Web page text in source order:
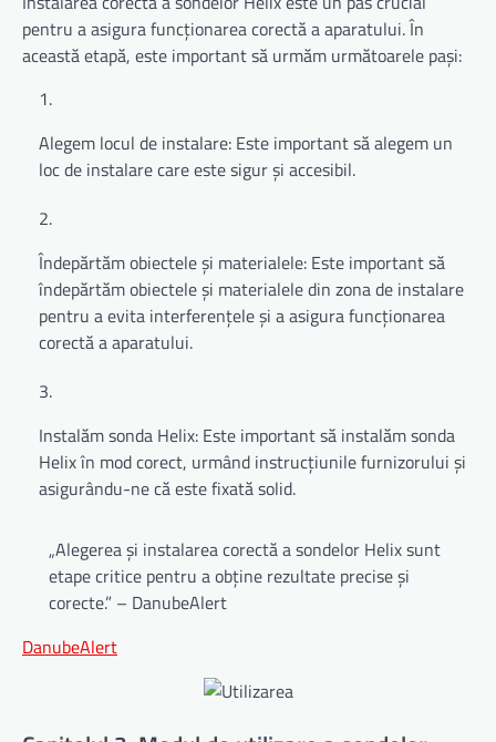
pentru a asigura funcționarea corectă a aparatului. În
această etapă, este important să urmăm următoarele pași:
Alegem locul de instalare: Este important să alegem un
loc de instalare care este sigur și accesibil.
Îndepărtăm obiectele și materialele: Este important să
îndepărtăm obiectele și materialele din zona de instalare
pentru a evita interferențele și a asigura funcționarea
corectă a aparatului.
Instalăm sonda Helix: Este important să instalăm sonda
Helix în mod corect, urmând instrucțiunile furnizorului și
asigurându-ne că este fixată solid.
„Alegerea și instalarea corectă a sondelor Helix sunt
etape critice pentru a obține rezultate precise și
corecte.” – DanubeAlert
DanubeAlert